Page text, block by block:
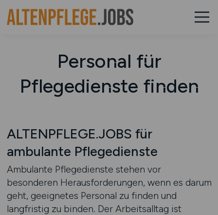
Personal für
Pflegedienste finden
ALTENPFLEGE.JOBS für
ambulante Pflegedienste
Ambulante Pflegedienste stehen vor
besonderen Herausforderungen, wenn es darum
geht, geeignetes Personal zu finden und
langfristig zu binden. Der Arbeitsalltag ist